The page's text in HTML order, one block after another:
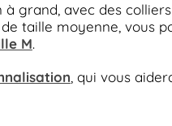
grand, avec des
taille moyenne, vous
M.
, qui vous